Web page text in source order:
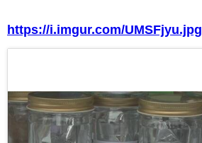
https://i.imgur.com/UMSFjyu.jpg